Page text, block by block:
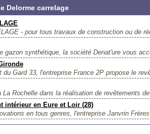
Delorme carrelage
- pour tous travaux de construction ou de
gazon synthétique, la société Denat'ure vous
du Gard 33, l'entreprise France 2P propose le
La Rochelle dans la réalisation de revêtements
intérieur en Eure et Loir (28)
en tous genres, l'entreprise Janvrin